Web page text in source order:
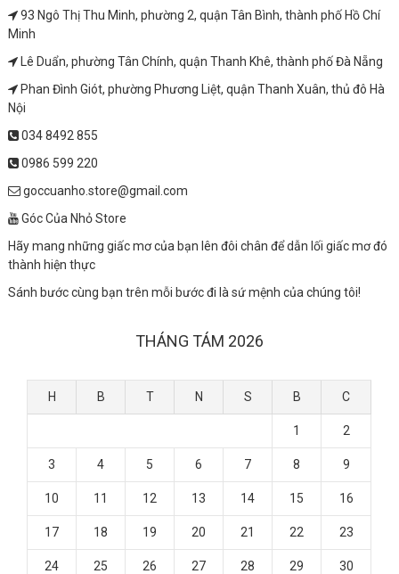
93 Ngô Thị Thu Minh, phường 2, quận Tân Bình, thành phố Hồ Chí
Minh
Lê Duẩn, phường Tân Chính, quận Thanh Khê, thành phố Đà Nẵng
Phan Đình Giót, phường Phương Liệt, quận Thanh Xuân, thủ đô Hà
Nội
034 8492 855
0986 599 220
goccuanho.store@gmail.com
Góc Của Nhỏ Store
Hãy mang những giấc mơ của bạn lên đôi chân để dẫn lối giấc mơ đó
thành hiện thực
Sánh bước cùng bạn trên mỗi bước đi là sứ mệnh của chúng tôi!
THÁNG TÁM 2026
H B T N S B C
1 2
3 4 5 6 7 8 9
10 11 12 13 14 15 16
17 18 19 20 21 22 23
24 25 26 27 28 29 30